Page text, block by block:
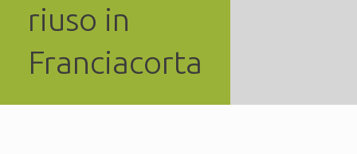
riuso in
Franciacorta